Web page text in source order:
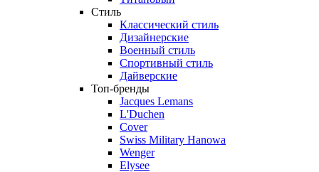
Стиль
Классический стиль
Дизайнерские
Военный стиль
Спортивный стиль
Дайверские
Топ-бренды
Jacques Lemans
L'Duchen
Cover
Swiss Military Hanowa
Wenger
Elysee